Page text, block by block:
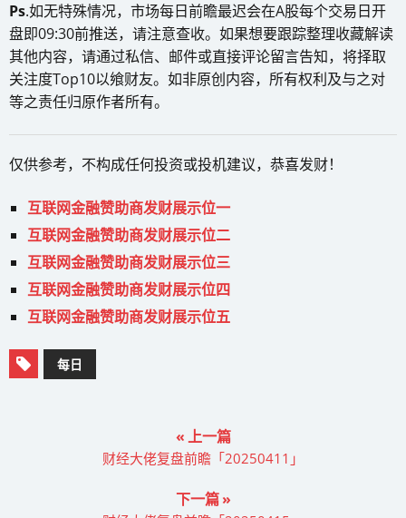
Ps.如无特殊情况，市场每日前瞻最迟会在A股每个交易日开
盘即09:30前推送，请注意查收。如果想要跟踪整理收藏解读
其他内容，请通过私信、邮件或直接评论留言告知，将择取
关注度Top10以飨财友。如非原创内容，所有权利及与之对
等之责任归原作者所有。
仅供参考，不构成任何投资或投机建议，恭喜发财！
互联网金融赞助商发财展示位一
互联网金融赞助商发财展示位二
互联网金融赞助商发财展示位三
互联网金融赞助商发财展示位四
互联网金融赞助商发财展示位五
每日
« 上一篇
财经大佬复盘前瞻「20250411」
下一篇 »